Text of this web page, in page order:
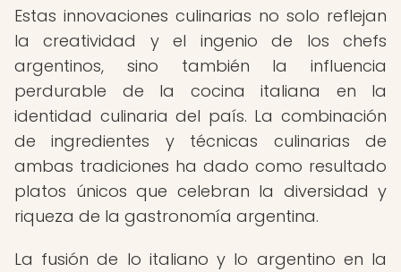
Estas innovaciones culinarias no solo reflejan
la creatividad y el ingenio de los chefs
argentinos, sino también la influencia
perdurable de la cocina italiana en la
identidad culinaria del país. La combinación
de ingredientes y técnicas culinarias de
ambas tradiciones ha dado como resultado
platos únicos que celebran la diversidad y
riqueza de la gastronomía argentina.
La fusión de lo italiano y lo argentino en la